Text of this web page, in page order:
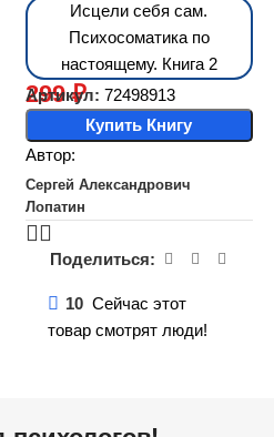
Исцели себя сам.
Психосоматика по
настоящему. Книга 2
Артикул: 72498913
299₽
Купить Книгу
Автор:
Сергей Александрович
Лопатин
Поделиться:
10 Сейчас этот
товар смотрят люди!